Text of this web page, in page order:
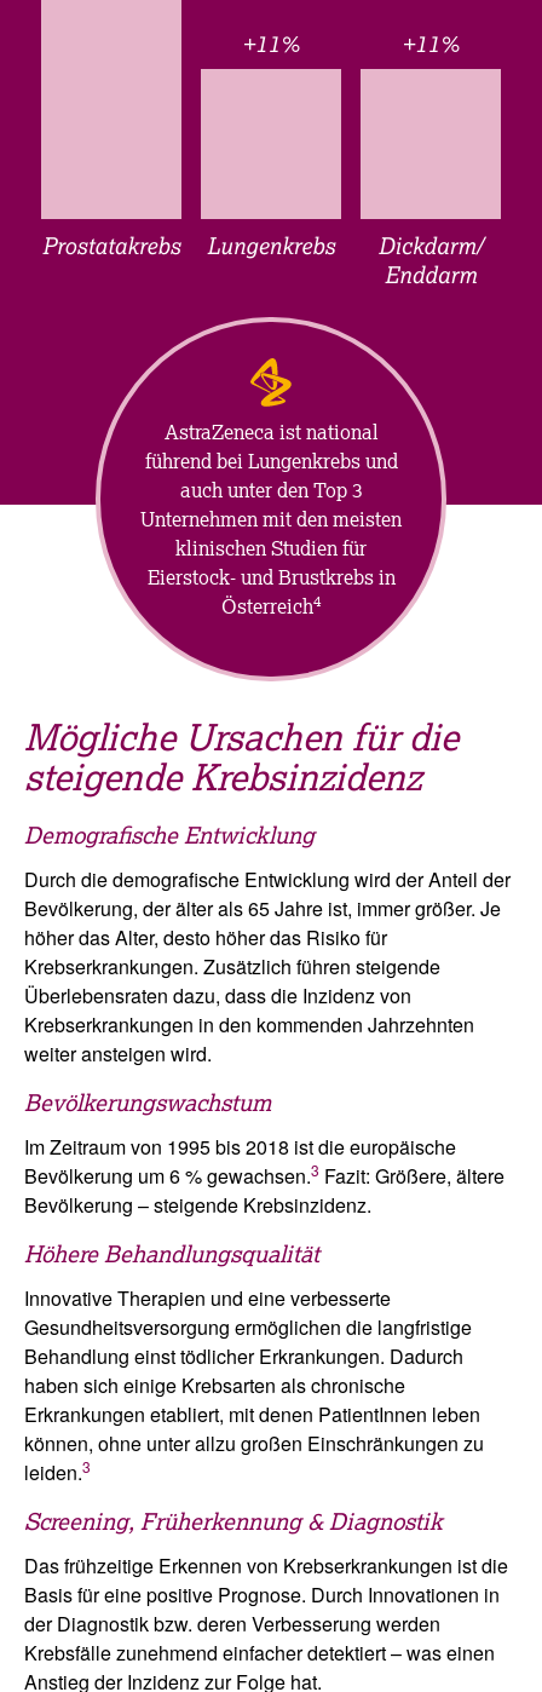
AstraZeneca ist national
führend bei Lungenkrebs und
auch unter den Top 3
Unternehmen mit den meisten
klinischen Studien für
Eierstock- und Brustkrebs in
Österreich4
Mögliche Ursachen für die
steigende Krebsinzidenz
Demografische Entwicklung
Durch die demografische Entwicklung wird der Anteil der
Bevölkerung, der älter als 65 Jahre ist, immer größer. Je
höher das Alter, desto höher das Risiko für
Krebserkrankungen. Zusätzlich führen steigende
Überlebensraten dazu, dass die Inzidenz von
Krebserkrankungen in den kommenden Jahrzehnten
weiter ansteigen wird.
Bevölkerungswachstum
Im Zeitraum von 1995 bis 2018 ist die europäische
Bevölkerung um 6 % gewachsen.3 Fazit: Größere, ältere
Bevölkerung – steigende Krebsinzidenz.
Höhere Behandlungsqualität
Innovative Therapien und eine verbesserte
Gesundheitsversorgung ermöglichen die langfristige
Behandlung einst tödlicher Erkrankungen. Dadurch
haben sich einige Krebsarten als chronische
Erkrankungen etabliert, mit denen PatientInnen leben
können, ohne unter allzu großen Einschränkungen zu
leiden.3
Screening, Früherkennung & Diagnostik
Das frühzeitige Erkennen von Krebserkrankungen ist die
Basis für eine positive Prognose. Durch Innovationen in
der Diagnostik bzw. deren Verbesserung werden
Krebsfälle zunehmend einfacher detektiert – was einen
Anstieg der Inzidenz zur Folge hat.